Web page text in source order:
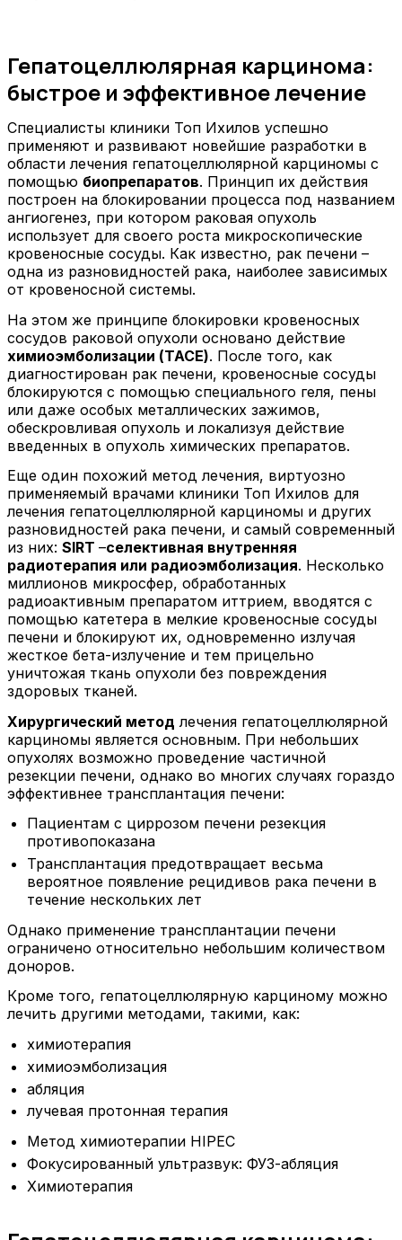
Гепатоцеллюлярная карцинома:
быстрое и эффективное лечение
Специалисты клиники Топ Ихилов успешно
применяют и развивают новейшие разработки в
области лечения гепатоцеллюлярной карциномы с
помощью биопрепаратов. Принцип их действия
построен на блокировании процесса под названием
ангиогенез, при котором раковая опухоль
использует для своего роста микроскопические
кровеносные сосуды. Как известно, рак печени –
одна из разновидностей рака, наиболее зависимых
от кровеносной системы.
На этом же принципе блокировки кровеносных
сосудов раковой опухоли основано действие
химиоэмболизации (ТАСЕ). После того, как
диагностирован рак печени, кровеносные сосуды
блокируются с помощью специального геля, пены
или даже особых металлических зажимов,
обескровливая опухоль и локализуя действие
введенных в опухоль химических препаратов.
Еще один похожий метод лечения, виртуозно
применяемый врачами клиники Топ Ихилов для
лечения гепатоцеллюлярной карциномы и других
разновидностей рака печени, и самый современный
из них: SIRT –селективная внутренняя
радиотерапия или радиоэмболизация. Несколько
миллионов микросфер, обработанных
радиоактивным препаратом иттрием, вводятся с
помощью катетера в мелкие кровеносные сосуды
печени и блокируют их, одновременно излучая
жесткое бета-излучение и тем прицельно
уничтожая ткань опухоли без повреждения
здоровых тканей.
Хирургический метод лечения гепатоцеллюлярной
карциномы является основным. При небольших
опухолях возможно проведение частичной
резекции печени, однако во многих случаях гораздо
эффективнее трансплантация печени:
Пациентам с циррозом печени резекция
противопоказана
Трансплантация предотвращает весьма
вероятное появление рецидивов рака печени в
течение нескольких лет
Однако применение трансплантации печени
ограничено относительно небольшим количеством
доноров.
Кроме того, гепатоцеллюлярную карциному можно
лечить другими методами, такими, как:
химиотерапия
химиоэмболизация
абляция
лучевая протонная терапия
Метод химиотерапии HIPEC
Фокусированный ультразвук: ФУЗ-абляция
Химиотерапия